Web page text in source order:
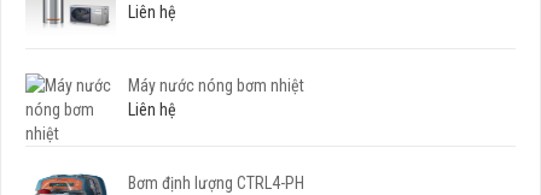
Liên hệ
Máy nước nóng bơm nhiệt
Liên hệ
Bơm định lượng CTRL4-PH